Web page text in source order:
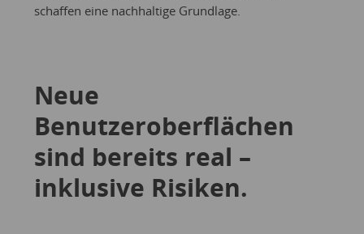
schaffen eine nachhaltige Grundlage.
Neue
Benutzeroberflächen
sind bereits real –
inklusive Risiken.